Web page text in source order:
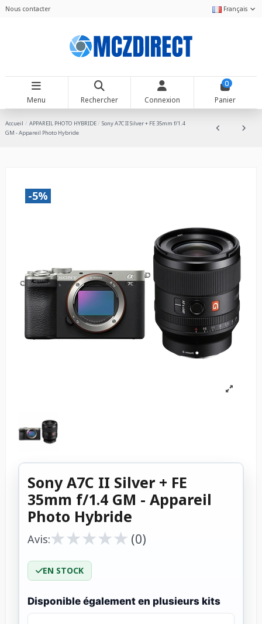
Nous contacter Français
Menu Rechercher Connexion
0
Panier
Accueil APPAREIL PHOTO HYBRIDE
Sony A7C II Silver + FE 35mm f/1.4
GM - Appareil Photo Hybride
-5%
Sony A7C II Silver + FE
35mm f/1.4 GM - Appareil
Photo Hybride
Avis:★
★★
★★
★★
★★
★ (0)
EN STOCK
Disponible également en plusieurs kits